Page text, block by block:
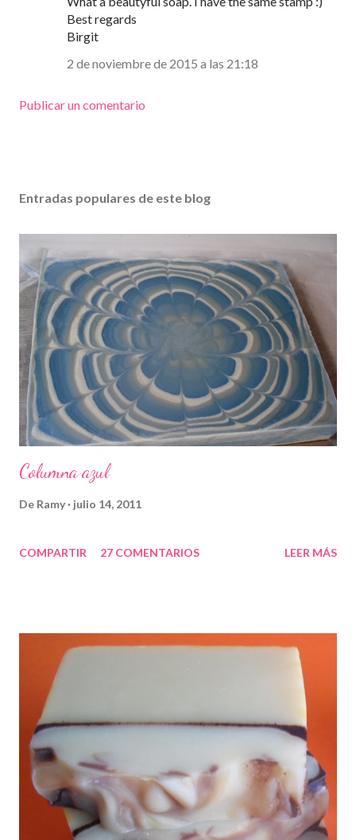
Best regards
Birgit
2 de noviembre de 2015 a las 21:18
Publicar un comentario
Entradas populares de este blog
Columna azul
De Ramy julio 14, 2011
COMPARTIR 27 COMENTARIOS LEER MÁS